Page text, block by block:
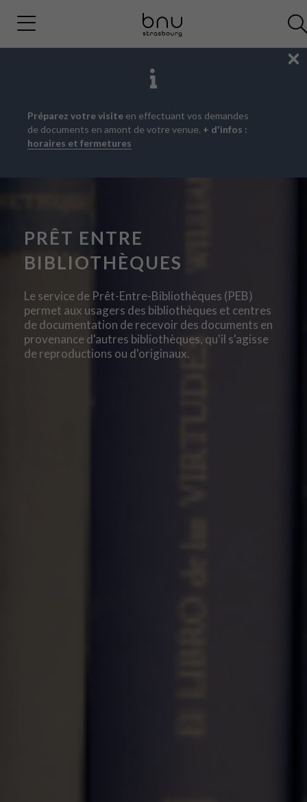
Aller
au
menu
Aller
au
contenu
Aller
à
la
Préparez votre visite en effectuant vos demandes
de documents en amont de votre venue. + d'infos :
horaires et fermetures
PRÊT ENTRE
BIBLIOTHÈQUES
Le service de Prêt-Entre-Bibliothèques (PEB)
permet aux usagers des bibliothèques et centres
de documentation de recevoir des documents en
provenance d'autres bibliothèques, qu'il s'agisse
de reproductions ou d'originaux.